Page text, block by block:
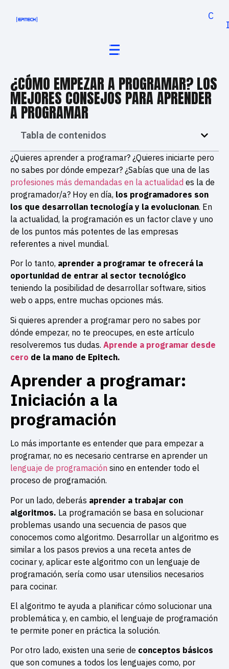
¿CÓMO EMPEZAR A PROGRAMAR? LOS
MEJORES CONSEJOS PARA APRENDER
A PROGRAMAR
Tabla de contenidos
¿Quieres aprender a programar? ¿Quieres iniciarte pero
no sabes por dónde empezar? ¿Sabías que una de las
profesiones más demandadas en la actualidad es la de
programador/a? Hoy en día, los programadores son
los que desarrollan tecnología y la evolucionan. En
la actualidad, la programación es un factor clave y uno
de los puntos más potentes de las empresas
referentes a nivel mundial.
Por lo tanto, aprender a programar te ofrecerá la
oportunidad de entrar al sector tecnológico
teniendo la posibilidad de desarrollar software, sitios
web o apps, entre muchas opciones más.
Si quieres aprender a programar pero no sabes por
dónde empezar, no te preocupes, en este artículo
resolveremos tus dudas. Aprende a programar desde
cero de la mano de Epitech.
Aprender a programar:
Iniciación a la
programación
Lo más importante es entender que para empezar a
programar, no es necesario centrarse en aprender un
lenguaje de programación sino en entender todo el
proceso de programación.
Por un lado, deberás aprender a trabajar con
algoritmos. La programación se basa en solucionar
problemas usando una secuencia de pasos que
conocemos como algoritmo. Desarrollar un algoritmo es
similar a los pasos previos a una receta antes de
cocinar y, aplicar este algoritmo con un lenguaje de
programación, sería como usar utensilios necesarios
para cocinar.
El algoritmo te ayuda a planificar cómo solucionar una
problemática y, en cambio, el lenguaje de programación
te permite poner en práctica la solución.
Por otro lado, existen una serie de conceptos básicos
que son comunes a todos los lenguajes como, por